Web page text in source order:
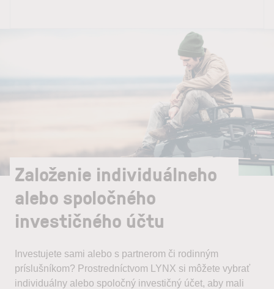
Založenie individuálneho
alebo spoločného
investičného účtu
Investujete sami alebo s partnerom či rodinným
príslušníkom? Prostredníctvom LYNX si môžete vybrať
individuálny alebo spoločný investičný účet, aby mali